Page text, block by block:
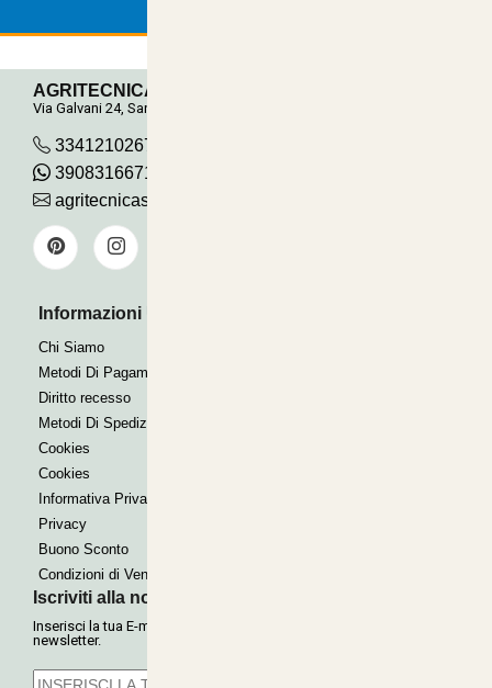
AGRITECNICA S.R.L.
Via Galvani 24, San Pancrazio
3341210267
390831667115
agritecnicasrl@gmail.com
Informazioni Utili
Chi Siamo
Metodi Di Pagamento
Diritto recesso
Metodi Di Spedizione
Cookies
Cookies
Informativa Privacy
Privacy
Buono Sconto
Condizioni di Vendita
Iscriviti alla nostra Newsletter
Inserisci la tua E-mail per ricevere le nostre offerte tramite
newsletter.